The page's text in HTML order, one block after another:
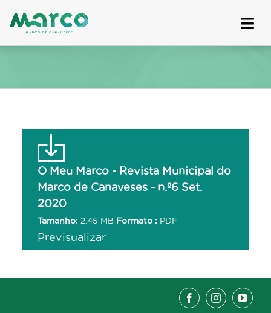
to
O Meu Marco - Revista Municipal do
Marco de Canaveses - n.º6 Set.
2020
Tamanho: 2.45 MB Formato : PDF
Previsualizar